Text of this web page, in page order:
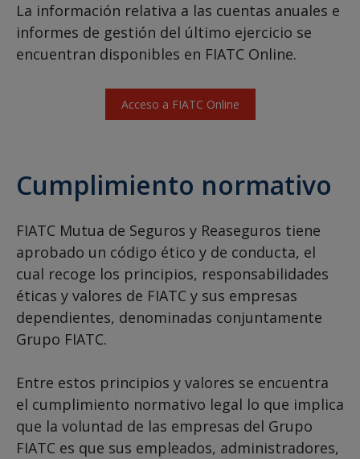
La información relativa a las cuentas anuales e
informes de gestión del último ejercicio se
encuentran disponibles en FIATC Online.
Acceso a FIATC Online
Cumplimiento normativo
FIATC Mutua de Seguros y Reaseguros tiene
aprobado un código ético y de conducta, el
cual recoge los principios, responsabilidades
éticas y valores de FIATC y sus empresas
dependientes, denominadas conjuntamente
Grupo FIATC.
Entre estos principios y valores se encuentra
el cumplimiento normativo legal lo que implica
que la voluntad de las empresas del Grupo
FIATC es que sus empleados, administradores,